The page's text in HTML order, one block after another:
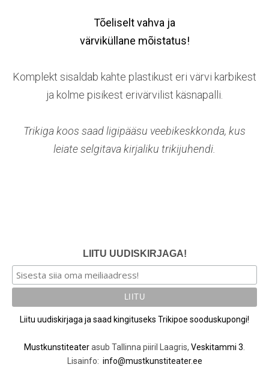
Tõeliselt vahva ja
värviküllane mõistatus!
Komplekt sisaldab kahte plastikust eri värvi karbikest
ja kolme pisikest erivärvilist käsnapalli.
Trikiga koos saad ligipääsu veebikeskkonda, kus
leiate selgitava kirjaliku trikijuhendi.
LIITU UUDISKIRJAGA!
Liitu uudiskirjaga ja saad kingituseks Trikipoe sooduskupongi!
Mustkunstiteaterasub Tallinna piiril Laagris, Veskitammi 3
Lisainfo: info@mustkunstiteater.ee